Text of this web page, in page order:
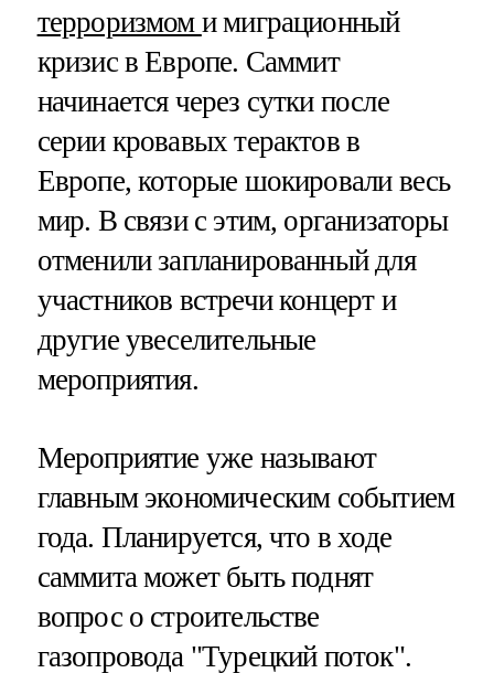
терроризмом и миграционный
кризис в Европе. Саммит
начинается через сутки после
серии кровавых терактов в
Европе, которые шокировали весь
мир. В связи с этим, организаторы
отменили запланированный для
участников встречи концерт и
другие увеселительные
мероприятия.
Мероприятие уже называют
главным экономическим событием
года. Планируется, что в ходе
саммита может быть поднят
вопрос о строительстве
газопровода "Турецкий поток".